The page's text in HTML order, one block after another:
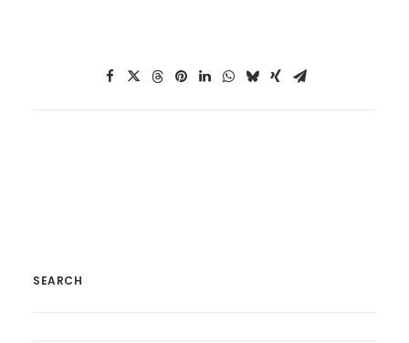
SEARCH